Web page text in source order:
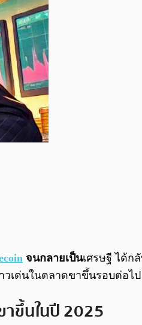
จนกลายเป็นเศรษฐี ได้ก
วเด่นในตลาดขาขึ้นรอบต่อไป
ขึ้นในปี 2025